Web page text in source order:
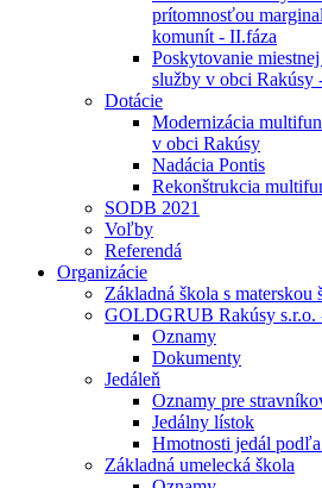
prítomnosťou
komunít - II.fáza
Poskytovanie
služby v obci Rakúsy
Dotácie
Modernizácia
v obci Rakúsy
Nadácia Pontis
Rekonštrukcia
SODB 2021
Voľby
Referendá
Organizácie
Základná škola s materskou
GOLDGRUB Rakúsy s.r.o.
Oznamy
Dokumenty
Jedáleň
Oznamy pre
Jedálny lístok
Hmotnosti jedál
Základná umelecká škola